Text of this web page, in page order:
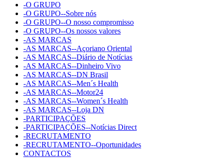
-O GRUPO
-O GRUPO--Sobre nós
-O GRUPO--O nosso compromisso
-O GRUPO--Os nossos valores
-AS MARCAS
-AS MARCAS--Açoriano Oriental
-AS MARCAS--Diário de Notícias
-AS MARCAS--Dinheiro Vivo
-AS MARCAS--DN Brasil
-AS MARCAS--Men´s Health
-AS MARCAS--Motor24
-AS MARCAS--Women´s Health
-AS MARCAS--Loja DN
-PARTICIPAÇÕES
-PARTICIPAÇÕES--Notícias Direct
-RECRUTAMENTO
-RECRUTAMENTO--Oportunidades
CONTACTOS